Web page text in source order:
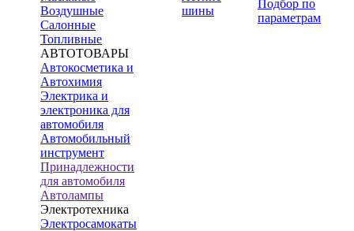
Воздушные
Салонные
Топливные
АВТОТОВАРЫ
Автокосметика и
Автохимия
Электрика и
электроника для
автомобиля
Автомобильный
инструмент
Принадлежности
для автомобиля
Автолампы
Электротехника
Электросамокаты
шины
Подбор по
параметрам